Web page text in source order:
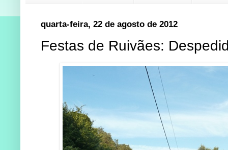
quarta-feira, 22 de agosto de 2012
Festas de Ruivães: